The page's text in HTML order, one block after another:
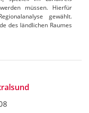
müssen. Hierfür
gewählt.
des ländlichen Raumes